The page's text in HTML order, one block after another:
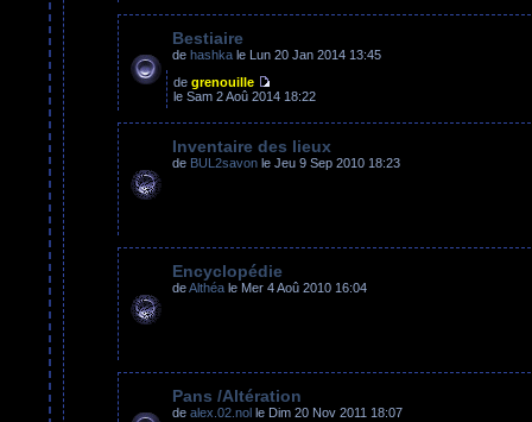
Bestiaire
de hashkale Lun 20 Jan 2014 13:45
de grenouille
le Sam 2 Aoû 2014 18:22
Inventaire des lieux
de BUL2savonle Jeu 9 Sep 2010 18:23
Encyclopédie
deAlthéale Mer 4 Aoû 2010 16:04
Pans /Altération
de alex.02.nol le Dim 20 Nov 2011 18:07